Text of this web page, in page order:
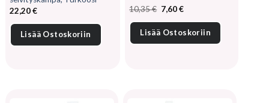
22,20€
Lisää Ostoskoriin
10,35€ Alkuperäinen
hinta
oli:
10,35 €.
7,60€Nykyinen
on:
7,60 €.
Lisää Ostoskoriin